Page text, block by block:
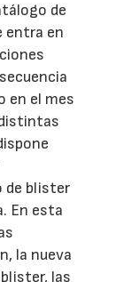
de
entra en
en el mes
de blister
En esta
la nueva
las